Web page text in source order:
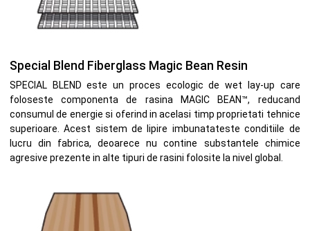
Special Blend Fiberglass Magic Bean Resin
SPECIAL BLEND este un proces ecologic de wet lay-up care
foloseste componenta de rasina MAGIC BEAN™, reducand
consumul de energie si oferind in acelasi timp proprietati tehnice
superioare. Acest sistem de lipire imbunatateste conditiile de
lucru din fabrica, deoarece nu contine substantele chimice
agresive prezente in alte tipuri de rasini folosite la nivel global.